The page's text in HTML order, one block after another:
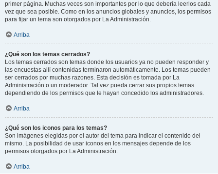
primer página. Muchas veces son importantes por lo que debería leerlos cada
vez que sea posible. Como en los anuncios globales y anuncios, los permisos
para fijar un tema son otorgados por La Administración.
Arriba
¿Qué son los temas cerrados?
Los temas cerrados son temas donde los usuarios ya no pueden responder y
las encuestas allí contenidas terminaron automáticamente. Los temas pueden
ser cerrados por muchas razones. Esta decisión es tomada por La
Administración o un moderador. Tal vez pueda cerrar sus propios temas
dependiendo de los permisos que le hayan concedido los administradores.
Arriba
¿Qué son los iconos para los temas?
Son imágenes elegidas por el autor del tema para indicar el contenido del
mismo. La posibilidad de usar iconos en los mensajes depende de los
permisos otorgados por La Administración.
Arriba